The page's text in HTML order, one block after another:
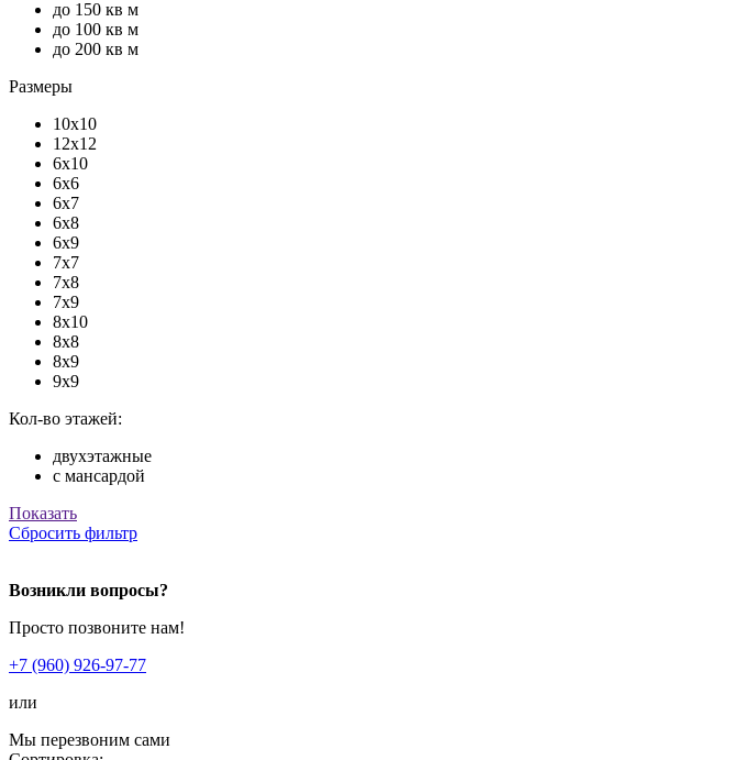
до 150 кв м
до 100 кв м
до 200 кв м
Размеры
10х10
12х12
6х10
6х6
6х7
6х8
6х9
7х7
7х8
7х9
8х10
8х8
8х9
9х9
Кол-во этажей:
двухэтажные
с мансардой
Показать
Сбросить фильтр
Возникли вопросы?
Просто позвоните нам!
+7 (960) 926-97-77
или
Мы перезвоним сами